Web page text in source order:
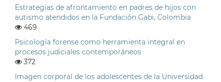
Estrategias de afrontamiento en padres de hijos con
autismo atendidos en la Fundación Gabi, Colombia
469
Psicología forense como herramienta integral en
procesos judiciales contemporáneos
372
Imagen corporal de los adolescentes de la Universidad